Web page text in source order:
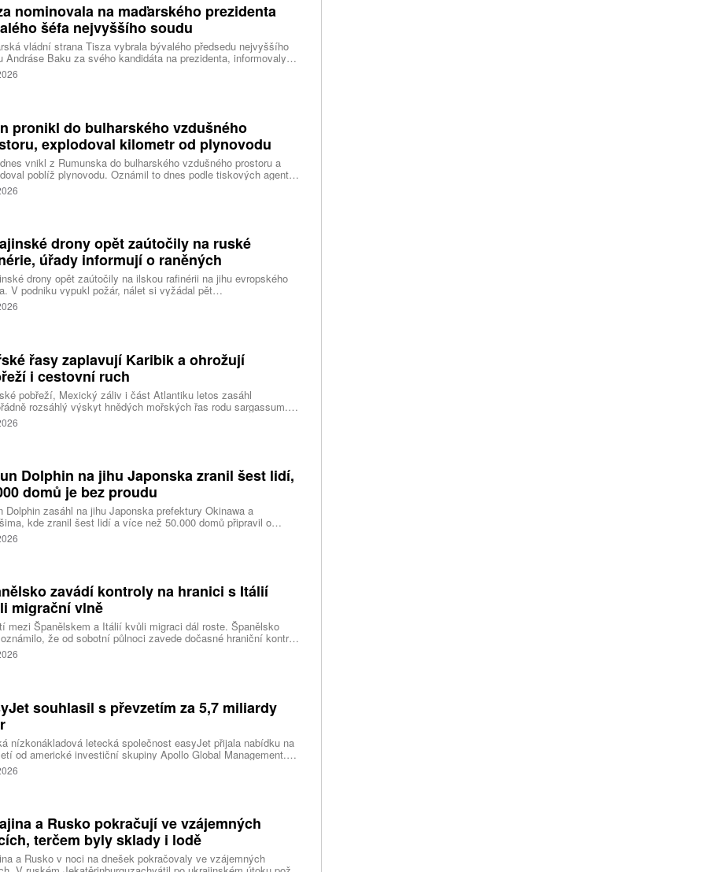
nominovala na maďarského prezidenta
šéfa nejvyššího soudu
vládní strana Tisza vybrala bývalého předsedu nejvyššího
Andráse Baku za svého kandidáta na prezidenta, informovaly
agentury. Očekává se, že András Baka bude v úterý zvolen v
novou hlavou státu.
pronikl do bulharského vzdušného
explodoval kilometr od plynovodu
vnikl z Rumunska do bulharského vzdušného prostoru a
poblíž plynovodu. Oznámil to dnes podle tiskových agentur
premiér Rumen Radev. Dron podle něj nesl velké množství
píše agentura DPA.
drony opět zaútočily na ruské
úřady informují o raněných
drony opět zaútočily na ilskou rafinérii na jihu evropského
V podniku vypukl požár, nálet si vyžádal pět
informoval krizový štáb Krasnodarského kraje. Další dva lidi
v Zadonsku na Donu, oznámil gubernátor Lipecké oblasti
řasy zaplavují Karibik a ohrožují
i cestovní ruch
pobřeží, Mexický záliv i část Atlantiku letos zasáhl
rozsáhlý výskyt hnědých mořských řas rodu sargassum.
se hromadí miliony tun biomasy, která po vyplavení rychle
zhoršuje kvalitu vody, omezuje život mořských organismů a
Dolphin na jihu Japonska zranil šest lidí,
domů je bez proudu
Dolphin zasáhl na jihu Japonska prefektury Okinawa a
kde zranil šest lidí a více než 50.000 domů připravil o
elektřiny. Na příchod tajfunu se kvůli riziku záplav a sesuvů
důsledku předpovídaných prudkých srážek připravují také na
zavádí kontroly na hranici s Itálií
migrační vlně
mezi Španělskem a Itálií kvůli migraci dál roste. Španělsko
že od sobotní půlnoci zavede dočasné hraniční kontroly
z Itálie. Opatření má platit do 7. září a je přímou reakcí na
Říma obnovit kontroly u osob přijíždějících ze Španělska po
souhlasil s převzetím za 5,7 miliardy
nízkonákladová letecká společnost easyJet přijala nabídku na
od americké investiční skupiny Apollo Global Management.
oceňuje aerolinku na 5,7 miliardy liber, tedy přibližně 162
korun.
a Rusko pokračují ve vzájemných
terčem byly sklady i lodě
a Rusko v noci na dnešek pokračovaly ve vzájemných